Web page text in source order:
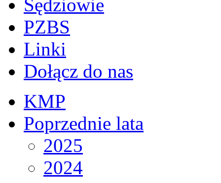
Sędziowie
PZBS
Linki
Dołącz do nas
KMP
Poprzednie lata
2025
2024